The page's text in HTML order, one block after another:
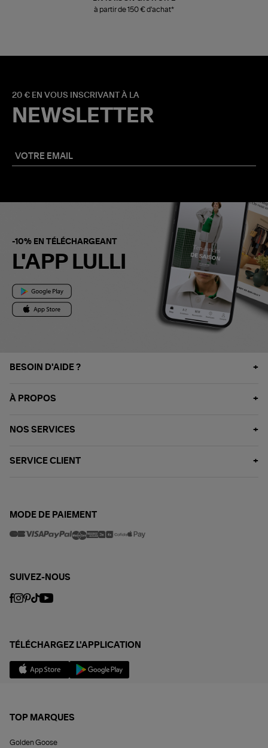
à partir de 150 € d'achat*
20 € EN VOUS INSCRIVANT À LA
NEWSLETTER
-10% EN TÉLÉCHARGEANT
L'APP LULLI
BESOIN D'AIDE ?
À PROPOS
NOS SERVICES
SERVICE CLIENT
MODE DE PAIEMENT
SUIVEZ-NOUS
TÉLÉCHARGEZ L'APPLICATION
TOP MARQUES
Golden Goose